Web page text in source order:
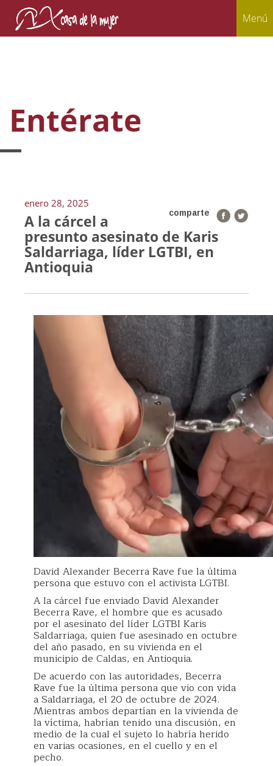
Menú
Entérate
enero 28, 2025
comparte
A la cárcel a
presunto asesinato de Karis
Saldarriaga, líder LGTBI, en
Antioquia
David Alexander Becerra Rave fue la última
persona que estuvo con el activista LGTBI.
A la cárcel fue enviado David Alexander
Becerra Rave, el hombre que es acusado
por el asesinato del líder LGTBI Karis
Saldarriaga, quien fue asesinado en octubre
del año pasado, en su vivienda en el
municipio de Caldas, en Antioquia.
De acuerdo con las autoridades, Becerra
Rave fue la última persona que vio con vida
a Saldarriaga, el 20 de octubre de 2024.
Mientras ambos departían en la vivienda de
la víctima, habrían tenido una discusión, en
medio de la cual el sujeto lo habría herido
en varias ocasiones, en el cuello y en el
pecho.